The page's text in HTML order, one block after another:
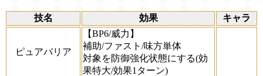
技名 効果 キャラ
ピュアバリア
【BP6/威力】
補助/ファスト/味方単体
対象を防御強化状態にする(効
果特大/効果1ターン)